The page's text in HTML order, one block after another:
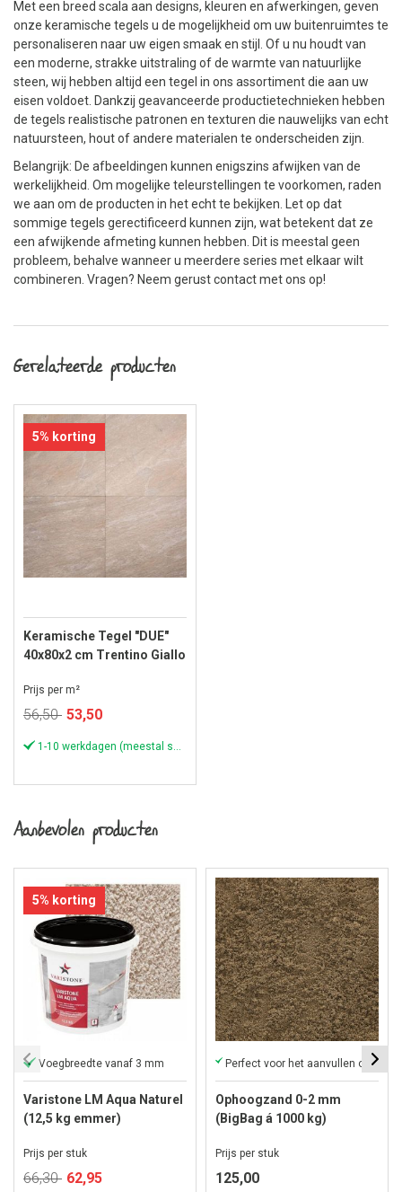
Met een breed scala aan designs, kleuren en afwerkingen, geven
onze keramische tegels u de mogelijkheid om uw buitenruimtes te
personaliseren naar uw eigen smaak en stijl. Of u nu houdt van
een moderne, strakke uitstraling of de warmte van natuurlijke
steen, wij hebben altijd een tegel in ons assortiment die aan uw
eisen voldoet. Dankzij geavanceerde productietechnieken hebben
de tegels realistische patronen en texturen die nauwelijks van echt
natuursteen, hout of andere materialen te onderscheiden zijn.
Belangrijk: De afbeeldingen kunnen enigszins afwijken van de
werkelijkheid. Om mogelijke teleurstellingen te voorkomen, raden
we aan om de producten in het echt te bekijken. Let op dat
sommige tegels gerectificeerd kunnen zijn, wat betekent dat ze
een afwijkende afmeting kunnen hebben. Dit is meestal geen
probleem, behalve wanneer u meerdere series met elkaar wilt
combineren. Vragen? Neem gerust contact met ons op!
Gerelateerde producten
5% korting
Keramische Tegel "DUE"
40x80x2 cm Trentino Giallo
Prijs per m²
56,50 Speciale
53,50
Aanbevolen producten
5% korting
Voegbreedte vanaf 3 mm
Varistone LM Aqua Naturel
(12,5 kg emmer)
Prijs per stuk
66,30 Speciale
62,95
Perfect voor het aanvullen of ophogen van elk oppervlak
Ophoogzand 0-2 mm
(BigBag á 1000 kg)
Prijs per stuk
125,00